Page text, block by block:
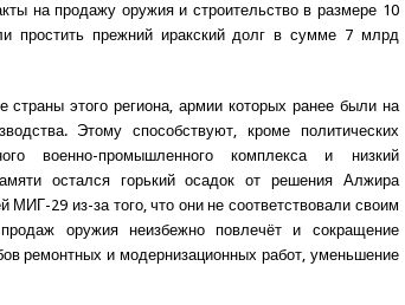
на продажу оружия и строительство в размере 10
простить прежний иракский долг в сумме 7 млрд
этого региона, армии которых ранее были на
Этому способствуют, кроме политических
военно-промышленного комплекса и низкий
остался горький осадок от решения Алжира
МИГ-29 из-за того, что они не соответствовали своим
оружия неизбежно повлечёт и сокращение
ремонтных и модернизационных работ, уменьшение